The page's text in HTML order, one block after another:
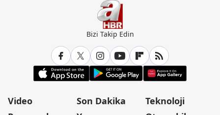
Bizi Takip Edin
Video
Son Dakika
Teknoloji